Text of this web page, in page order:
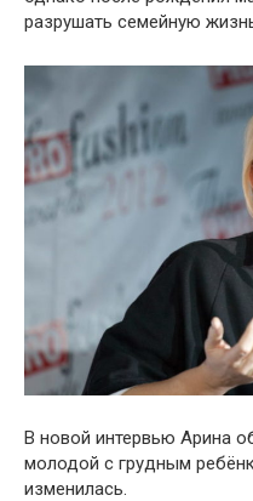
разрушать семейную
В новой интервью Арина
молодой с грудным
изменилась.